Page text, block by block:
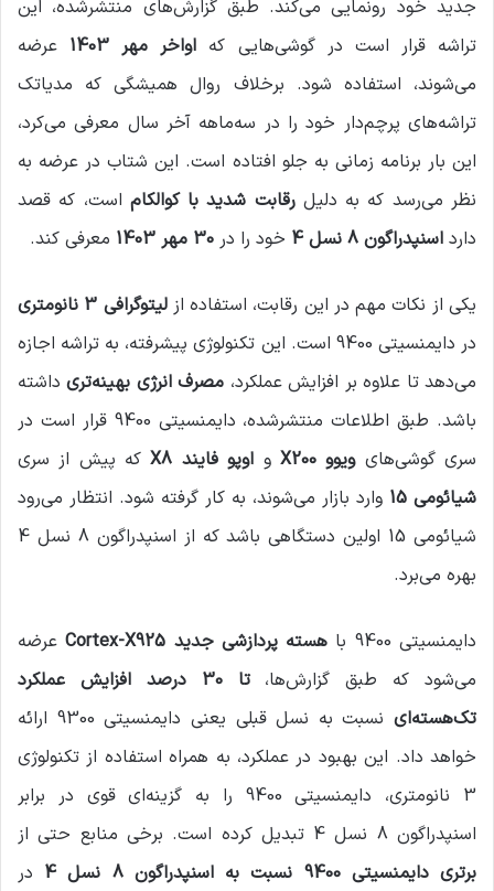
جدید خود رونمایی می‌کند. طبق گزارش‌های منتشرشده، این
تراشه قرار است در گوشی‌هایی که اواخر مهر 1403
عرضه
می‌شوند، استفاده شود. برخلاف روال همیشگی که مدیاتک
تراشه‌های پرچم‌دار خود را در سه‌ماهه آخر سال معرفی می‌کرد،
این بار برنامه زمانی به جلو افتاده است. این شتاب در عرضه به
نظر می‌رسد که به دلیلرقابت شدید با کوالکام است، که قصد
دارد اسنپدراگون 8 نسل 4 خود را در 30 مهر 1403 معرفی کند.
یکی از نکات مهم در این رقابت، استفاده ازلیتوگرافی 3 نانومتری
در دایمنسیتی 9400 است. این تکنولوژی پیشرفته، به تراشه اجازه
می‌دهد تا علاوه بر افزایش عملکرد، مصرف انرژی بهینه‌تریداشته
باشد. طبق اطلاعات منتشرشده، دایمنسیتی 9400 قرار است در
سری گوشی‌هایویوو X200 و اوپو فایند X8
که پیش از سری
شیائومی 15
وارد بازار می‌شوند، به کار گرفته شود. انتظار می‌رود
شیائومی 15 اولین دستگاهی باشد که از اسنپدراگون 8 نسل 4
بهره می‌برد.
دایمنسیتی 9400 با هسته پردازشی جدید Cortex-X925
عرضه
می‌شود که طبق گزارش‌ها،
تا 30 درصد افزایش عملکرد
تک‌هسته‌ای
نسبت به نسل قبلی یعنی دایمنسیتی 9300 ارائه
خواهد داد. این بهبود در عملکرد، به همراه استفاده از تکنولوژی
3 نانومتری، دایمنسیتی 9400 را به گزینه‌ای قوی در برابر
اسنپدراگون 8 نسل 4 تبدیل کرده است. برخی منابع حتی از
برتری دایمنسیتی 9400 نسبت به اسنپدراگون 8 نسل 4
در